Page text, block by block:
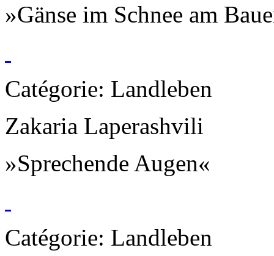
»Gänse im Schnee am
Catégorie: Landleben
Zakaria Laperashvili
»Sprechende Augen«
Catégorie: Landleben